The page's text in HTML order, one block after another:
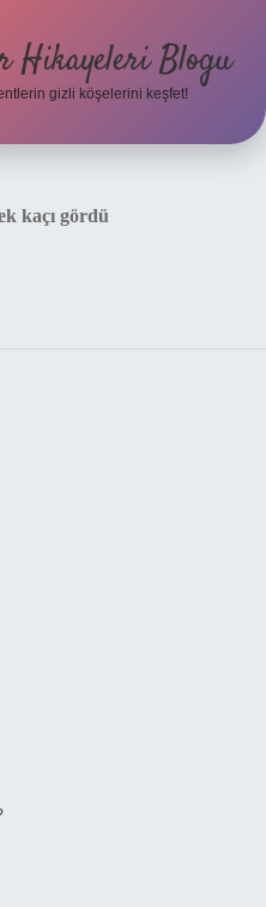
Hikayeleri Blogu
gizli köşelerini keşfet!
kaçı gördü